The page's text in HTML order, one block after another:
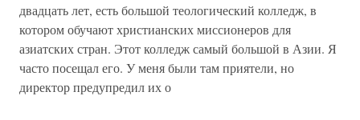
двадцать лет, есть большой теологический колледж, в
котором обучают христианских миссионеров для
азиатских стран. Этот колледж самый большой в Азии. Я
часто посещал его. У меня были там приятели, но
директор предупредил их о